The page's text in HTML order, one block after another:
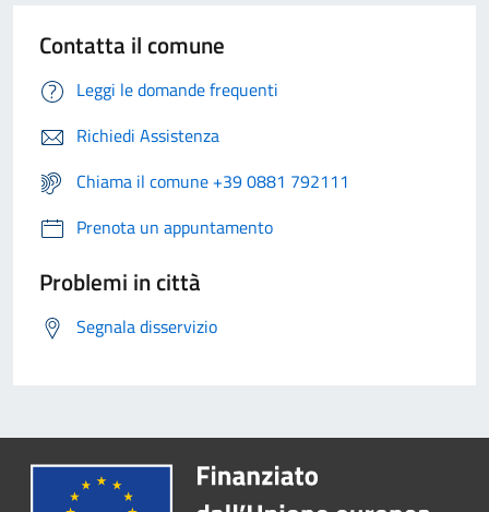
Contatta il comune
Leggi le domande frequenti
Richiedi Assistenza
Chiama il comune +39 0881 792111
Prenota un appuntamento
Problemi in città
Segnala disservizio